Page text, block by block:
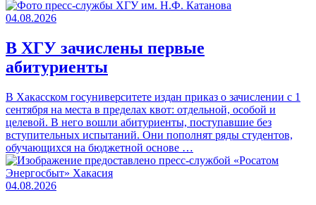
04.08.2026
В ХГУ зачислены первые
абитуриенты
В Хакасском госуниверситете издан приказ о зачислении с 1
сентября на места в пределах квот: отдельной, особой и
целевой. В него вошли абитуриенты, поступавшие без
вступительных испытаний. Они пополнят ряды студентов,
обучающихся на бюджетной основе …
04.08.2026